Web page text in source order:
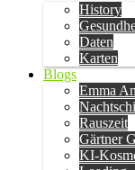
History
Daten
Karten
Blogs
Emma
Rauszeit
Gärtner
KI-